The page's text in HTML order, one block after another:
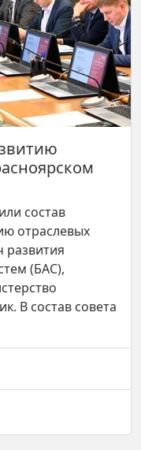
состав
отраслевых
развития
(БАС),
В состав совета